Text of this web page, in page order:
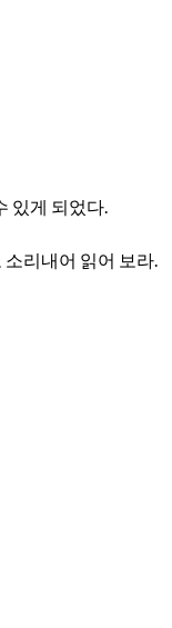
있게 되었다.
리내어 읽어 보라.